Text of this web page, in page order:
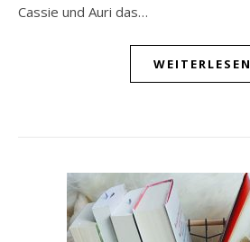
Cassie und Auri das…
WEITERLESEN